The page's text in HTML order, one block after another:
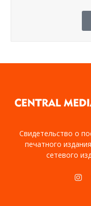
Свидетельство о
печатного
сетевого